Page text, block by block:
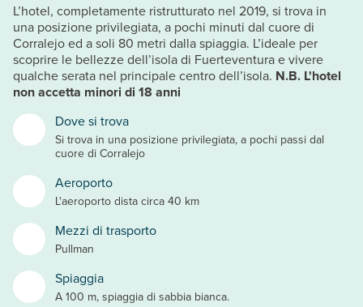
Dove si trova
Si trova in una posizione privilegiata, a pochi passi dal
cuore di Corralejo
Aeroporto
L'aeroporto dista circa 40 km
Mezzi di trasporto
Pullman
Spiaggia
A 100 m, spiaggia di sabbia bianca.
L’hotel, completamente ristrutturato nel 2019, si trova in
una posizione privilegiata, a pochi minuti dal cuore di
Corralejo ed a soli 80 metri dalla spiaggia. L’ideale per
scoprire le bellezze dell’isola di Fuerteventura e vivere
qualche serata nel principale centro dell’isola. N.B. L'hotel
non accetta minori di 18 anni